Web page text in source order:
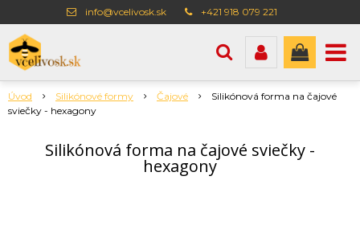
info@vcelivosk.sk +421 918 079 221
Úvod Silikónové formy Čajové
Silikónová forma na čajové
sviečky - hexagony
Silikónová forma na čajové sviečky -
hexagony